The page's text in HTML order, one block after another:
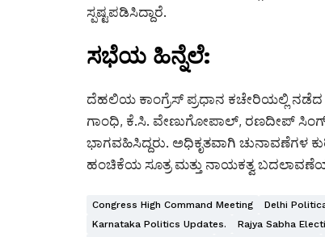
ಸ್ಪಷ್ಟಪಡಿಸಿದ್ದಾರೆ.
ಸಭೆಯ ಹಿನ್ನೆಲೆ:
ದೆಹಲಿಯ ಕಾಂಗ್ರೆಸ್ ಪ್ರಧಾನ ಕಚೇರಿಯಲ್ಲಿ ನಡೆದ
ಗಾಂಧಿ, ಕೆ.ಸಿ. ವೇಣುಗೋಪಾಲ್, ರಣದೀಪ್
ಭಾಗವಹಿಸಿದ್ದರು. ಅಧಿಕೃತವಾಗಿ ಚುನಾವಣೆಗಳ
ಹಂಚಿಕೆಯ ಸೂತ್ರ ಮತ್ತು ನಾಯಕತ್ವ ಬದಲಾವಣೆಯ
Congress High Command Meeting Delhi
Karnataka Politics Updates.
Rajya Sabha